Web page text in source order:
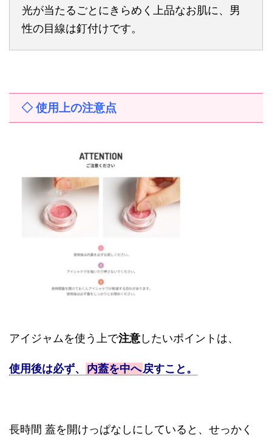
光が当たるごとにきらめく上品なお肌に、男
性の目線は釘付けです。
◇ 使用上の注意点
アイジャムを使う上で注意 したいポイントは、
使用後は必ず、 内蓋を中へ戻すこと。
長時間 蓋を開けっぱなしにしていると、せっかく